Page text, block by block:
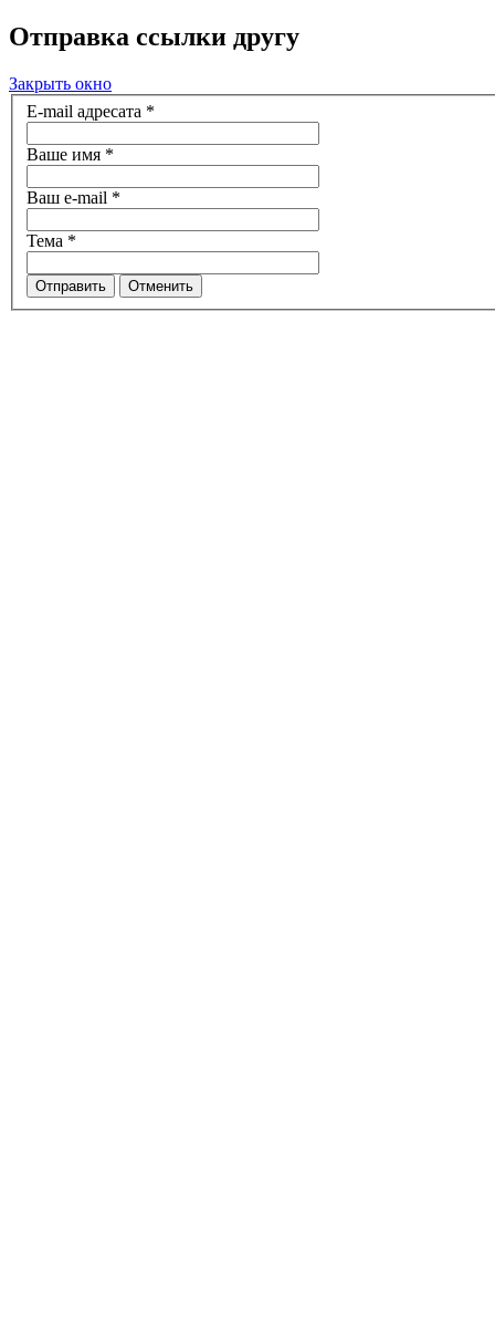
Отправка ссылки другу
Закрыть окно
E-mail адресата *
Ваше имя *
Ваш e-mail *
Тема *
Отправить Отменить